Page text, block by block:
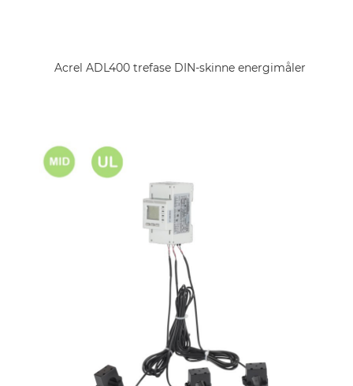
Acrel ADL400 trefase DIN-skinne energimåler